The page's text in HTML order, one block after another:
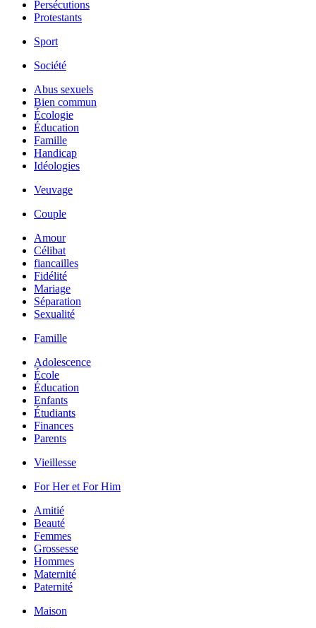
Persécutions
Protestants
Sport
Société
Abus sexuels
Bien commun
Écologie
Éducation
Famille
Handicap
Idéologies
Veuvage
Couple
Amour
Célibat
fiancailles
Fidélité
Mariage
Séparation
Sexualité
Famille
Adolescence
École
Éducation
Enfants
Étudiants
Finances
Parents
Vieillesse
For Her et For Him
Amitié
Beauté
Femmes
Grossesse
Hommes
Maternité
Paternité
Maison